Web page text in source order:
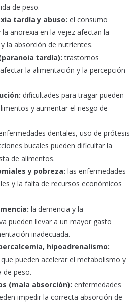
de peso.
tardía y abuso: el consumo
anorexia en la vejez afectan la
la absorción de nutrientes.
tardía): trastornos
la alimentación y la percepción
dificultades para tragar pueden
y aumentar el riesgo de
dentales, uso de prótesis
bucales pueden dificultar la
de alimentos.
y pobreza: las enfermedades
y la falta de recursos económicos
la demencia y la
pueden llevar a un mayor gasto
inadecuada.
hipoadrenalismo:
pueden acelerar el metabolismo y
de peso.
(mala absorción): enfermedades
impedir la correcta absorción de